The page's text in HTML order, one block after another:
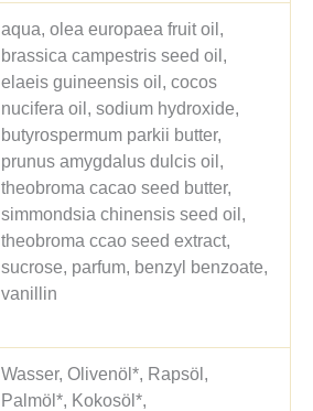
aqua, olea europaea fruit oil,
brassica campestris seed oil,
elaeis guineensis oil, cocos
nucifera oil, sodium hydroxide,
butyrospermum parkii butter,
prunus amygdalus dulcis oil,
theobroma cacao seed butter,
simmondsia chinensis seed oil,
theobroma ccao seed extract,
sucrose, parfum, benzyl benzoate,
vanillin
Wasser, Olivenöl*, Rapsöl,
Palmöl*, Kokosöl*,